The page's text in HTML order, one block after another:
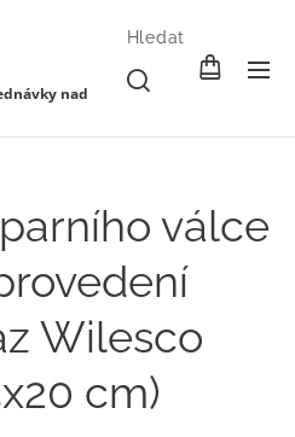
nad
Hledat
válce
Wilesco
cm)